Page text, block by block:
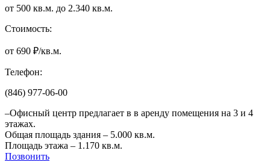
от 500 кв.м. до 2.340 кв.м.
Стоимость:
от 690 ₽/кв.м.
Телефон:
(846) 977-06-00
–Офисный центр предлагает в в аренду помещения на 3 и 4
этажах.
Общая площадь здания – 5.000 кв.м.
Площадь этажа – 1.170 кв.м.
Позвонить